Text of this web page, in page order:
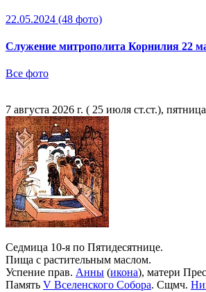
22.05.2024 (48 фото)
Служение митрополита Корнилия 22
Все фото
7 августа 2026 г. ( 25 июля ст.ст.),
Седмица 10-я по Пятидесятнице.
Пища с растительным маслом.
Успение прав. Анны (икона), матери
Память V Вселенского Собора. Сщмч.